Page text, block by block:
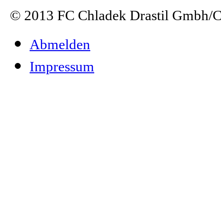
© 2013 FC Chladek Drastil Gmbh/
Abmelden
Impressum